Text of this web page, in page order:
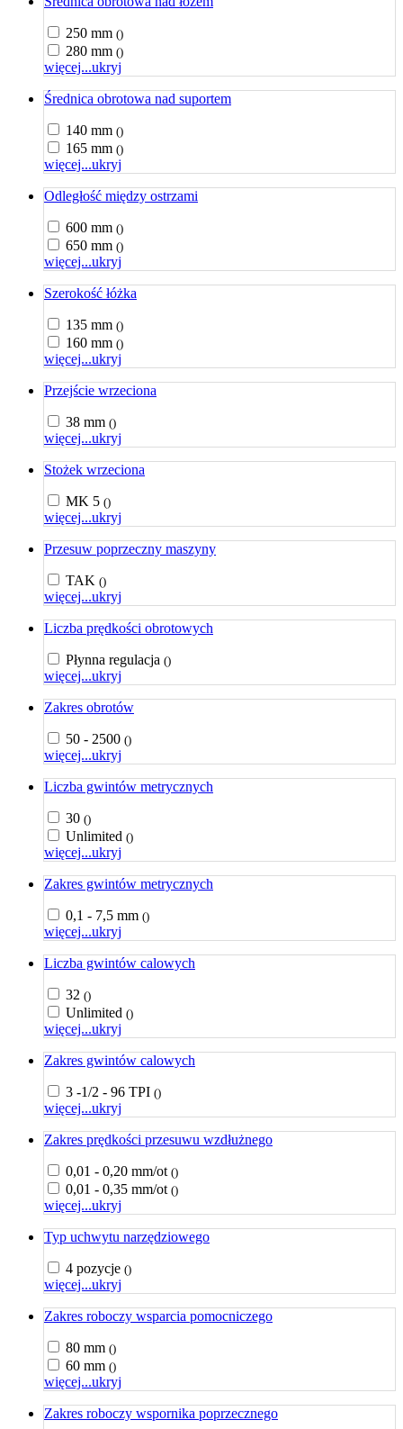
250 mm ()
280 mm ()
więcej...ukryj
Średnica obrotowa nad suportem
140 mm ()
165 mm ()
więcej...ukryj
Odległość między ostrzami
600 mm ()
650 mm ()
więcej...ukryj
Szerokość łóżka
135 mm ()
160 mm ()
więcej...ukryj
Przejście wrzeciona
38 mm ()
więcej...ukryj
Stożek wrzeciona
MK 5 ()
więcej...ukryj
Przesuw poprzeczny maszyny
TAK ()
więcej...ukryj
Liczba prędkości obrotowych
Płynna regulacja ()
więcej...ukryj
Zakres obrotów
50 - 2500 ()
więcej...ukryj
Liczba gwintów metrycznych
30 ()
Unlimited ()
więcej...ukryj
Zakres gwintów metrycznych
0,1 - 7,5 mm ()
więcej...ukryj
Liczba gwintów calowych
32 ()
Unlimited ()
więcej...ukryj
Zakres gwintów calowych
3 -1/2 - 96 TPI ()
więcej...ukryj
Zakres prędkości przesuwu wzdłużnego
0,01 - 0,20 mm/ot ()
0,01 - 0,35 mm/ot ()
więcej...ukryj
Typ uchwytu narzędziowego
4 pozycje ()
więcej...ukryj
Zakres roboczy wsparcia pomocniczego
80 mm ()
60 mm ()
więcej...ukryj
Zakres roboczy wspornika poprzecznego